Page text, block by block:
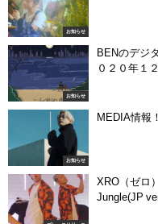
お知らせ
お知らせ
BENのデジ
０２０年１
お知らせ
MEDIA情報！
XRO（ゼロ
Jungle(JP